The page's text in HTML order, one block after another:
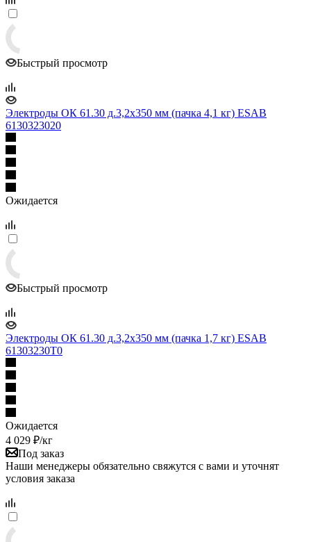
Быстрый просмотр
Электроды ОК 61.30 д.3,2x350 мм (пачка 4,1 кг) ESAB
6130323020
Ожидается
Быстрый просмотр
Электроды ОК 61.30 д.3,2x350 мм (пачка 1,7 кг) ESAB
61303230T0
Ожидается
4 029 ₽/кг
Под заказ
Наши менеджеры обязательно свяжутся с вами и уточнят
условия заказа